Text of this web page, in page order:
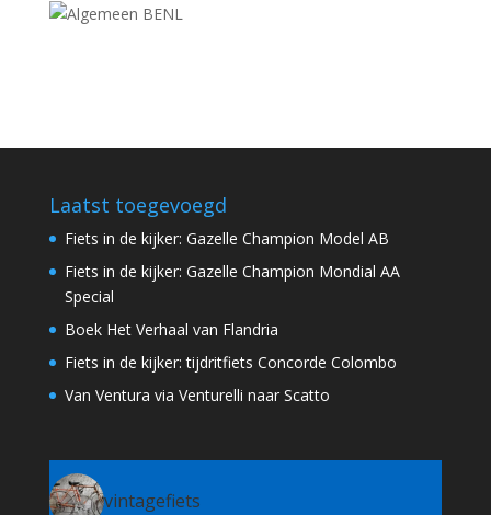
Laatst toegevoegd
Fiets in de kijker: Gazelle Champion Model AB
Fiets in de kijker: Gazelle Champion Mondial AA
Special
Boek Het Verhaal van Flandria
Fiets in de kijker: tijdritfiets Concorde Colombo
Van Ventura via Venturelli naar Scatto
vintagefiets